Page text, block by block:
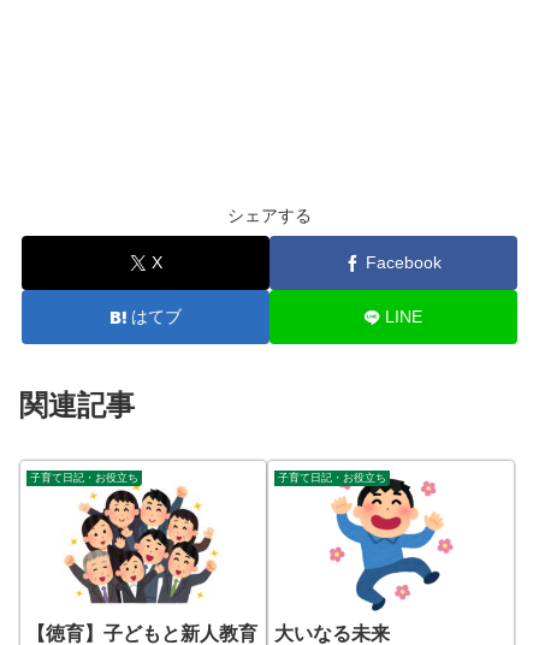
シェアする
X Facebook
はてブ LINE
関連記事
子育て日記・お役立ち
【徳育】子どもと新人教育
子育て日記・お役立ち
大いなる未来